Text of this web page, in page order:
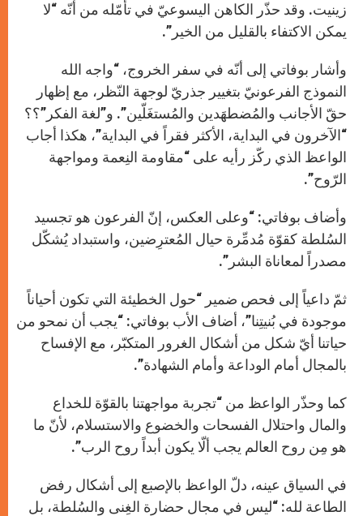
زينيت. وقد حذّر الكاهن اليسوعيّ في تأمّله من أنّه “لا
يمكن الاكتفاء بالقليل من الخير”.
وأشار بوفاتي إلى أنّه في سفر الخروج، “واجه الله
النموذج الفرعونيّ بتغيير جذريّ لوجهة النّظر، مع إظهار
حقّ الأجانب والمُضطهَدين والمُستغَلّين”. و”لغة الفكر”؟؟
“الآخرون في البداية، الأكثر فقراً في البداية”، هكذا أجاب
الواعظ الذي ركّز رأيه على “مقاومة النِعمة ومواجهة
الرّوح”.
وأضاف بوفاتي: “وعلى العكس، إنّ الفرعون هو تجسيد
السُلطة كقوّة مُدمِّرة حيال المُعترِضين، واستبداد يُشكّل
مصدراً لمعاناة البشر”.
ثمّ داعياً إلى فحص ضمير “حول الخطيئة التي تكون أحياناً
موجودة في بُنيتِنا”، أضاف الأب بوفاتي: “يجب أن نمحو من
حياتنا أيّ شكل من أشكال الغرور المتكبّر، مع الإفساح
بالمجال أمام الوداعة وأمام الشهادة”.
كما وحذّر الواعظ من “تجربة مواجهتنا بالقوّة للخداع
والمال واحتلال الفسحات والخضوع والاستسلام، لأنّ ما
هو مِن روح العالم يجب ألّا يكون أبداً روح الرب”.
في السياق عينه، دلّ الواعظ بالإصبع إلى أشكال رفض
الطاعة لله: “ليس في مجال حضارة الغِنى والسُلطة، بل